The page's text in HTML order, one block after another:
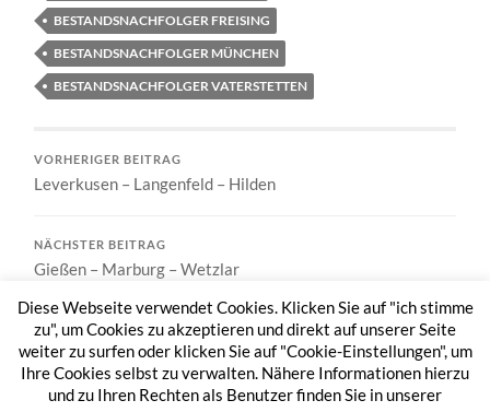
BESTANDSNACHFOLGER FREISING
BESTANDSNACHFOLGER MÜNCHEN
BESTANDSNACHFOLGER VATERSTETTEN
VORHERIGER BEITRAG
Leverkusen – Langenfeld – Hilden
NÄCHSTER BEITRAG
Gießen – Marburg – Wetzlar
Diese Webseite verwendet Cookies. Klicken Sie auf "ich stimme
zu", um Cookies zu akzeptieren und direkt auf unserer Seite
weiter zu surfen oder klicken Sie auf "Cookie-Einstellungen", um
Ihre Cookies selbst zu verwalten. Nähere Informationen hierzu
und zu Ihren Rechten als Benutzer finden Sie in unserer